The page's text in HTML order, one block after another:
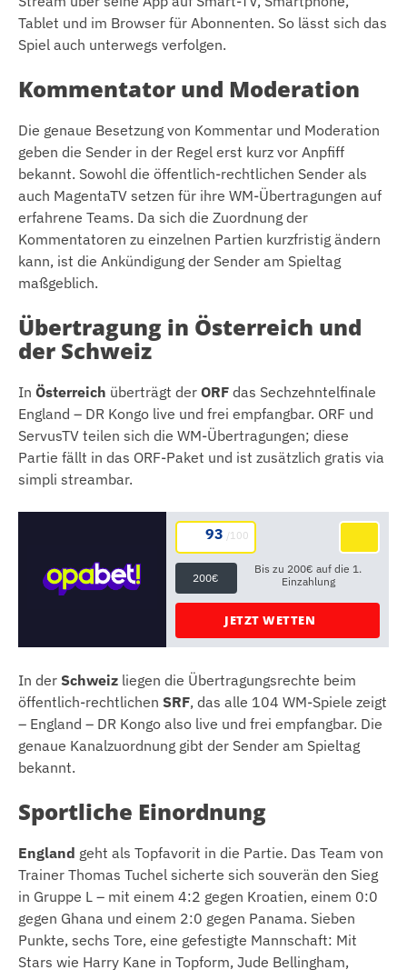
Tablet und im Browser für Abonnenten. So lässt sich das
Spiel auch unterwegs verfolgen.
Kommentator und Moderation
Die genaue Besetzung von Kommentar und Moderation
geben die Sender in der Regel erst kurz vor Anpfiff
bekannt. Sowohl die öffentlich-rechtlichen Sender als
auch MagentaTV setzen für ihre WM-Übertragungen auf
erfahrene Teams. Da sich die Zuordnung der
Kommentatoren zu einzelnen Partien kurzfristig ändern
kann, ist die Ankündigung der Sender am Spieltag
maßgeblich.
Übertragung in Österreich und
der Schweiz
In Österreich überträgt der ORF das Sechzehntelfinale
England – DR Kongo live und frei empfangbar. ORF und
ServusTV teilen sich die WM-Übertragungen; diese
Partie fällt in das ORF-Paket und ist zusätzlich gratis via
simpli streambar.
93 /100
200€
Bis zu 200€ auf die 1.
Einzahlung
JETZT WETTEN
In der Schweiz liegen die Übertragungsrechte beim
öffentlich-rechtlichen SRF, das alle 104 WM-Spiele zeigt
– England – DR Kongo also live und frei empfangbar. Die
genaue Kanalzuordnung gibt der Sender am Spieltag
bekannt.
Sportliche Einordnung
England geht als Topfavorit in die Partie. Das Team von
Trainer Thomas Tuchel sicherte sich souverän den Sieg
in Gruppe L – mit einem 4:2 gegen Kroatien, einem 0:0
gegen Ghana und einem 2:0 gegen Panama. Sieben
Punkte, sechs Tore, eine gefestigte Mannschaft: Mit
Stars wie Harry Kane in Topform, Jude Bellingham,